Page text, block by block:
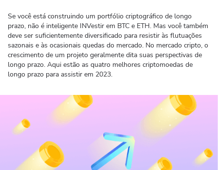
Se você está construindo um portfólio criptográfico de longo
prazo, não é inteligente INVestir em BTC e ETH. Mas você também
deve ser suficientemente diversificado para resistir às flutuações
sazonais e às ocasionais quedas do mercado. No mercado cripto, o
crescimento de um projeto geralmente dita suas perspectivas de
longo prazo. Aqui estão as quatro melhores criptomoedas de
longo prazo para assistir em 2023.